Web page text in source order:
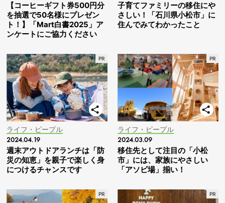
【コーヒーギフト券500円分
を抽選で50名様にプレゼン
ト！】「Mart白書2025」ア
ンケートにご協力ください
子育てファミリーの移住にや
さしい！「石川県小松市」に
住んでみてわかったこと
ライフ・ピープル
2024.04.19
週末アウトドアランチは「防
災の知恵」を親子で楽しく身
につけるチャンスです
ライフ・ピープル
2024.03.09
移住先として注目の「小松
市」には、家族にやさしい
「アソビ場」揃い！